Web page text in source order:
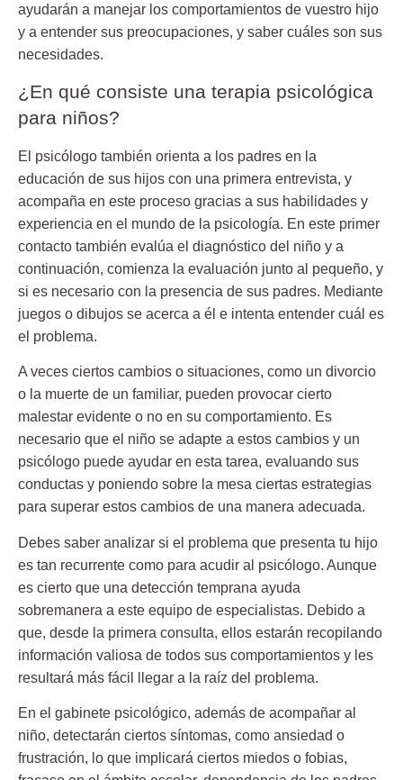
ayudarán a manejar los comportamientos de vuestro hijo
y a entender sus preocupaciones, y saber cuáles son sus
necesidades.
¿En qué consiste una terapia psicológica
para niños?
El psicólogo también orienta a los padres en la
educación de sus hijos con una primera entrevista, y
acompaña en este proceso gracias a sus habilidades y
experiencia en el mundo de la psicología. En este primer
contacto también evalúa el diagnóstico del niño y a
continuación, comienza la evaluación junto al pequeño, y
si es necesario con la presencia de sus padres. Mediante
juegos o dibujos se acerca a él e intenta entender cuál es
el problema.
A veces ciertos cambios o situaciones, como un divorcio
o la muerte de un familiar, pueden provocar cierto
malestar evidente o no en su comportamiento. Es
necesario que el niño se adapte a estos cambios y un
psicólogo puede ayudar en esta tarea, evaluando sus
conductas y poniendo sobre la mesa ciertas estrategias
para superar estos cambios de una manera adecuada.
Debes saber analizar si el problema que presenta tu hijo
es tan recurrente como para acudir al psicólogo. Aunque
es cierto que una detección temprana ayuda
sobremanera a este equipo de especialistas. Debido a
que, desde la primera consulta, ellos estarán recopilando
información valiosa de todos sus comportamientos y les
resultará más fácil llegar a la raíz del problema.
En el gabinete psicológico, además de acompañar al
niño, detectarán ciertos síntomas, como ansiedad o
frustración, lo que implicará ciertos miedos o fobias,